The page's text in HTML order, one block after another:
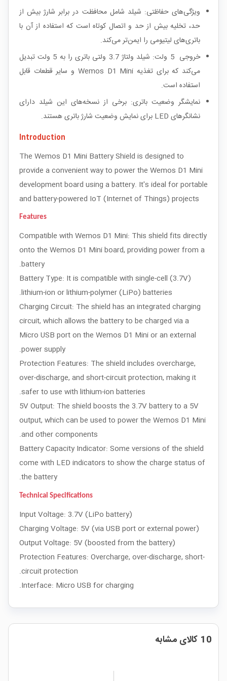
ویژگی‌های حفاظتی: شیلد شامل محافظت در برابر شارژ بیش از
حد، تخلیه بیش از حد و اتصال کوتاه است که استفاده از آن با
باتری‌های لیتیومی را ایمن‌تر می‌کند.
خروجی 5 ولت: شیلد ولتاژ 3.7 ولتی باتری را به 5 ولت تبدیل
می‌کند که برای تغذیه Wemos D1 Mini و سایر قطعات قابل
استفاده است.
نمایشگر وضعیت باتری: برخی از نسخه‌های این شیلد دارای
نشانگرهای LED برای نمایش وضعیت شارژ باتری هستند.
Introduction
The Wemos D1 Mini Battery Shield is designed to
provide a convenient way to power the Wemos D1 Mini
development board using a battery. It's ideal for portable
and battery-powered IoT (Internet of Things) projects
Features
Compatible with Wemos D1 Mini: This shield fits directly
onto the Wemos D1 Mini board, providing power from a
battery.
Battery Type: It is compatible with single-cell (3.7V)
lithium-ion or lithium-polymer (LiPo) batteries.
Charging Circuit: The shield has an integrated charging
circuit, which allows the battery to be charged via a
Micro USB port on the Wemos D1 Mini or an external
power supply.
Protection Features: The shield includes overcharge,
over-discharge, and short-circuit protection, making it
safer to use with lithium-ion batteries.
5V Output: The shield boosts the 3.7V battery to a 5V
output, which can be used to power the Wemos D1 Mini
and other components.
Battery Capacity Indicator: Some versions of the shield
come with LED indicators to show the charge status of
the battery.
Technical Specifications
Input Voltage: 3.7V (LiPo battery)
Charging Voltage: 5V (via USB port or external power)
Output Voltage: 5V (boosted from the battery)
Protection Features: Overcharge, over-discharge, short-
circuit protection.
Interface: Micro USB for charging.
10 کالای مشابه